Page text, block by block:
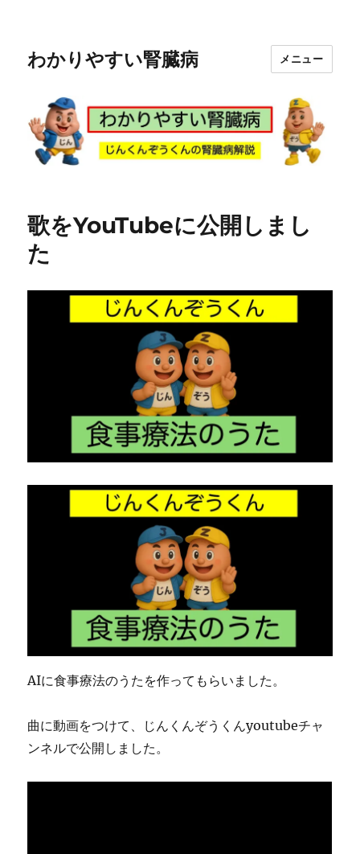
わかりやすい腎臓病 メニュー
歌をYouTubeに公開しまし
た
AIに食事療法のうたを作ってもらいました。
曲に動画をつけて、じんくんぞうくんyoutubeチャ
ンネルで公開しました。